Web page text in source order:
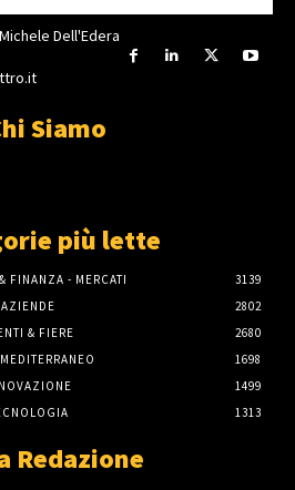
Dell'Edera
Siamo
più lette
FINANZA - MERCATI
3139
AZIENDE
2802
& FIERE
2680
1698
1499
1313
Redazione